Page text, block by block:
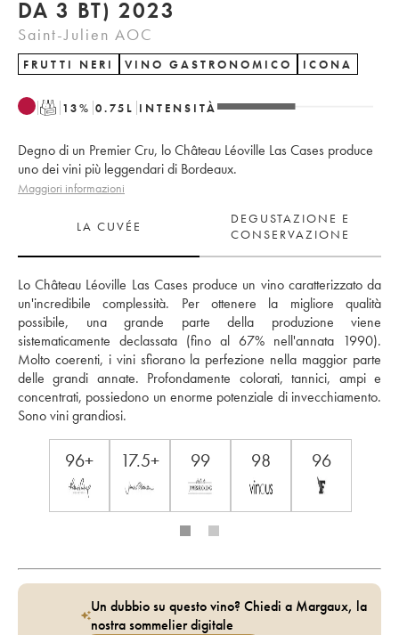
DA 3 BT) 2023
Saint-Julien AOC
FRUTTI NERI VINO GASTRONOMICO ICONA
T 13% 0.75 L INTENSITÀ
Degno di un Premier Cru, lo Château Léoville Las Cases produce
uno dei vini più leggendari di Bordeaux.
Maggiori informazioni
LA CUVÉE
DEGUSTAZIONE E
CONSERVAZIONE
Lo Château Léoville Las Cases produce un vino caratterizzato da
un'incredibile complessità. Per ottenere la migliore qualità
possibile, una grande parte della produzione viene
sistematicamente declassata (fino al 67% nell'annata 1990).
Molto coerenti, i vini sfiorano la perfezione nella maggior parte
delle grandi annate. Profondamente colorati, tannici, ampi e
concentrati, possiedono un enorme potenziale di invecchiamento.
Sono vini grandiosi.
96+ 17.5+ 99 98 96
Un dubbio su questo vino? Chiedi a Margaux, la
nostra sommelier digitale